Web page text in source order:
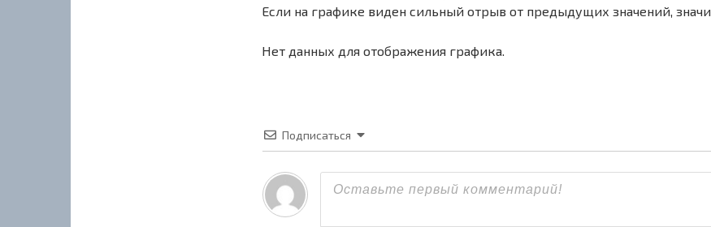
Если на графике виден сильный отрыв от предыдущих значений,
Нет данных для отображения графика.
Подписаться